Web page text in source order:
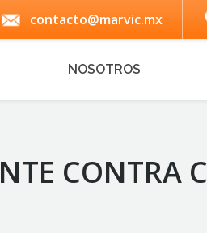
contacto@marvic.mx
NOSOTROS
CONTRA